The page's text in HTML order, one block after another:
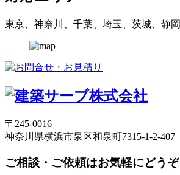
東京、神奈川、千葉、埼玉、茨城、静岡
〒245-0016
神奈川県横浜市泉区和泉町7315-1-2-407
ご相談・ご依頼はお気軽にどうぞ